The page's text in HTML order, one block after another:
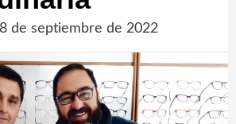
de septiembre de 2022